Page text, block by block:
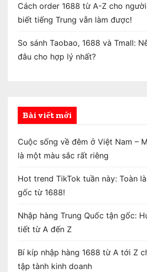
Cách order 1688 từ A-Z cho
biết tiếng Trung vẫn làm được!
So sánh Taobao, 1688 và Tmall:
đâu cho hợp lý nhất?
Bài viết mới
Cuộc sống về đêm ở Việt Nam –
là một màu sắc rất riêng
Hot trend TikTok tuần này: Toàn
gốc từ 1688!
Nhập hàng Trung Quốc tận gốc:
tiết từ A đến Z
Bí kíp nhập hàng 1688 từ A tới Z
tập tành kinh doanh